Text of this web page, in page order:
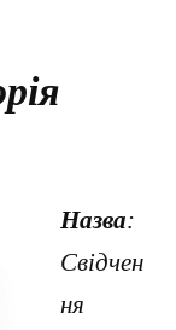
Назва:
Свідчен
ня